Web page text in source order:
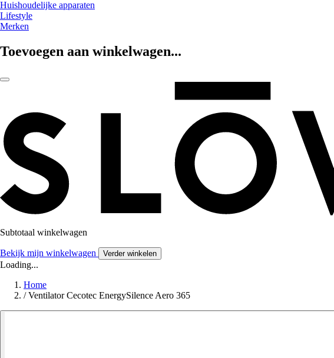
Huishoudelijke apparaten
Lifestyle
Merken
Toevoegen aan winkelwagen...
Subtotaal winkelwagen
Bekijk mijn winkelwagen Verder winkelen
Loading...
Home
/ Ventilator Cecotec EnergySilence Aero 365